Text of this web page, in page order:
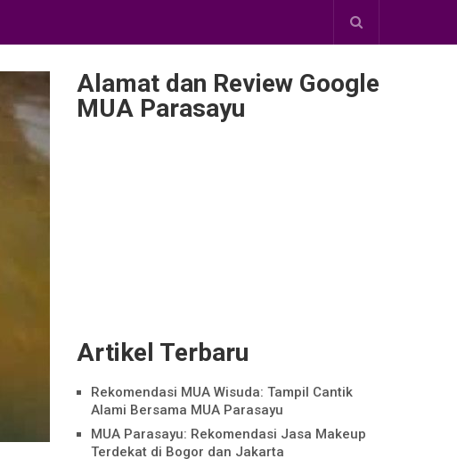
Alamat dan Review Google
MUA Parasayu
Artikel Terbaru
Rekomendasi MUA Wisuda: Tampil Cantik
Alami Bersama MUA Parasayu
MUA Parasayu: Rekomendasi Jasa Makeup
Terdekat di Bogor dan Jakarta